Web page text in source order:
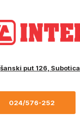
put 126, Subotica
024/576-252